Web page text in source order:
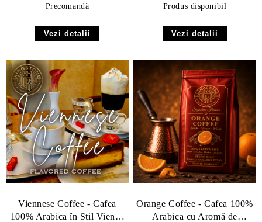
Precomandă
Vezi detalii
Produs disponibil
Vezi detalii
Viennese Coffee - Cafea
100% Arabica în Stil Vienez
Orange Coffee - Cafea 100%
Arabica cu Aromă de